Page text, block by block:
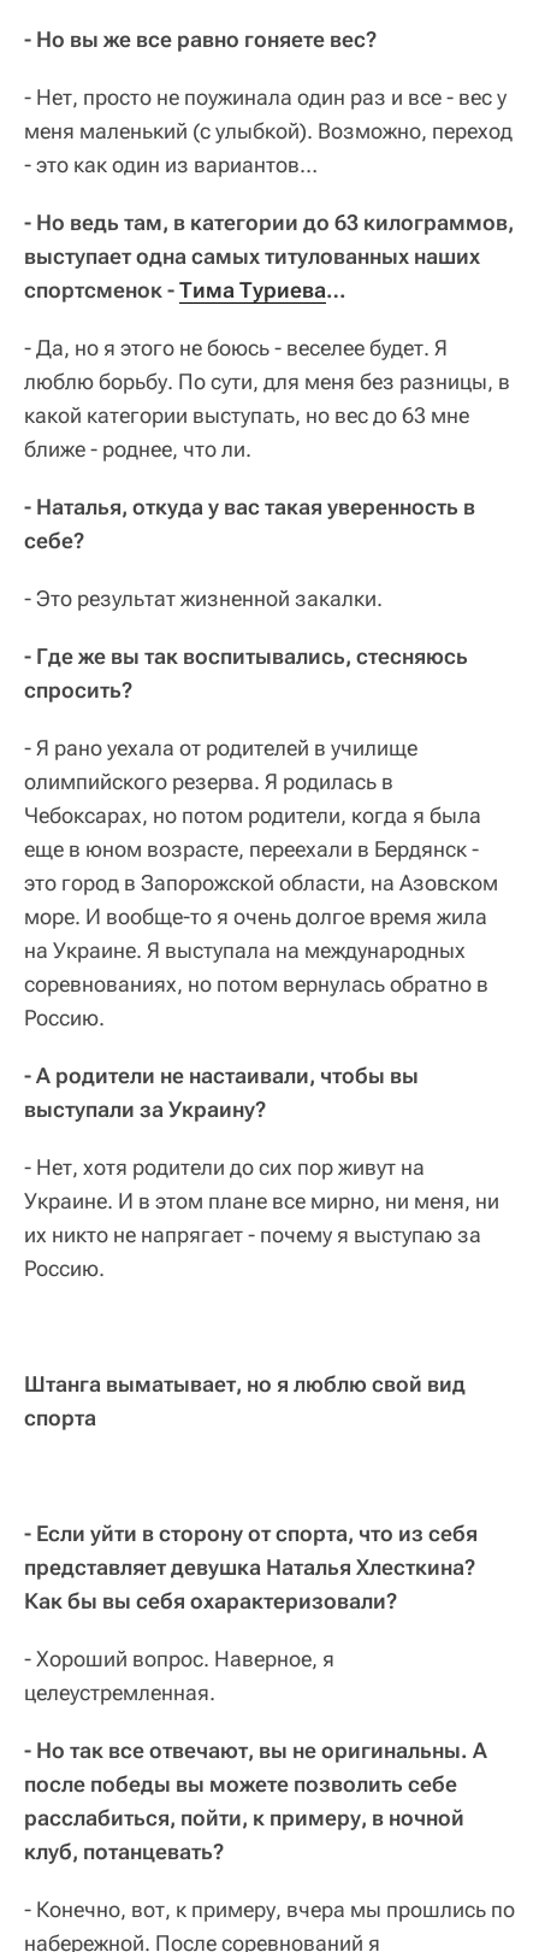
- Но вы же все равно гоняете вес?
- Нет, просто не поужинала один раз и все - вес у
меня маленький (с улыбкой). Возможно, переход
- это как один из вариантов…
- Но ведь там, в категории до 63 килограммов,
выступает одна самых титулованных наших
спортсменок -Тима Туриева…
- Да, но я этого не боюсь - веселее будет. Я
люблю борьбу. По сути, для меня без разницы, в
какой категории выступать, но вес до 63 мне
ближе - роднее, что ли.
- Наталья, откуда у вас такая уверенность в
себе?
- Это результат жизненной закалки.
- Где же вы так воспитывались, стесняюсь
спросить?
- Я рано уехала от родителей в училище
олимпийского резерва. Я родилась в
Чебоксарах, но потом родители, когда я была
еще в юном возрасте, переехали в Бердянск -
это город в Запорожской области, на Азовском
море. И вообще-то я очень долгое время жила
на Украине. Я выступала на международных
соревнованиях, но потом вернулась обратно в
Россию.
- А родители не настаивали, чтобы вы
выступали за Украину?
- Нет, хотя родители до сих пор живут на
Украине. И в этом плане все мирно, ни меня, ни
их никто не напрягает - почему я выступаю за
Россию.
Штанга выматывает, но я люблю свой вид
спорта
- Если уйти в сторону от спорта, что из себя
представляет девушка Наталья Хлесткина?
Как бы вы себя охарактеризовали?
- Хороший вопрос. Наверное, я
целеустремленная.
- Но так все отвечают, вы не оригинальны. А
после победы вы можете позволить себе
расслабиться, пойти, к примеру, в ночной
клуб, потанцевать?
- Конечно, вот, к примеру, вчера мы прошлись по
набережной. После соревнований я